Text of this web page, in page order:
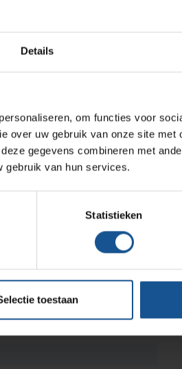
Details
om functies voor
over uw gebruik van onze site met
gegevens combineren met
gebruik van hun services.
Statistieken
toestaan
omdoos
video
Dispo
klinieken, Zorginstellingen
(verzorgings)wagens
en verbandkasten